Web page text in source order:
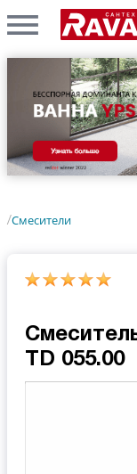
/Смесители
TD 055.00